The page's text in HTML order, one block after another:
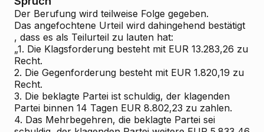
Der Berufung wird teilweise Folge gegeben.
Das angefochtene Urteil wird dahingehend bestätigt
, dass es als Teilurteil zu lauten hat:
„1. Die Klagsforderung besteht mit EUR 13.283,26 zu
Recht.
2. Die Gegenforderung besteht mit EUR 1.820,19 zu
Recht.
3. Die beklagte Partei ist schuldig, der klagenden
Partei binnen 14 Tagen EUR 8.802,23 zu zahlen.
4. Das Mehrbegehren, die beklagte Partei sei